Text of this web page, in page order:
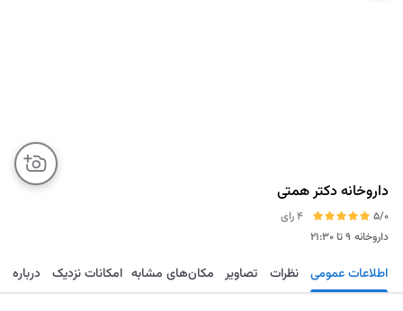
داروخانه دکتر همتی
5/0
4 رای
داروخانه ۹ تا ۲۱:۳۰
مسیریابی ذخیره ارسال تماس اطلاعات عمومی نظرات تصاویر مکان‌های مشابه امکانات نزدیک درباره